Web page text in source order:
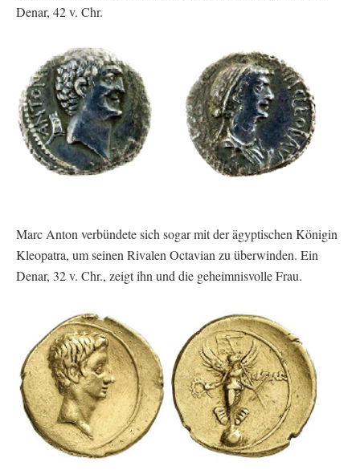
Denar, 42 v. Chr.
Marc Anton verbündete sich sogar mit der ägyptischen Königin
Kleopatra, um seinen Rivalen Octavian zu überwinden. Ein
Denar, 32 v. Chr., zeigt ihn und die geheimnisvolle Frau.